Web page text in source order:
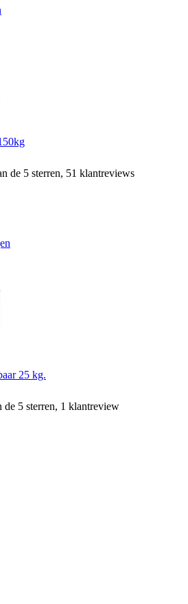
de 5 sterren, 51 klantreviews
25 kg.
de 5 sterren, 1 klantreview